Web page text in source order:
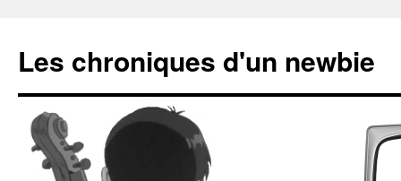
Les chroniques d'un newbie